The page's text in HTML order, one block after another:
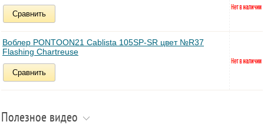
Сравнить
Воблер PONTOON21 Cablista 105SP-SR цвет №R37
Flashing Chartreuse
Сравнить
Полезное видео